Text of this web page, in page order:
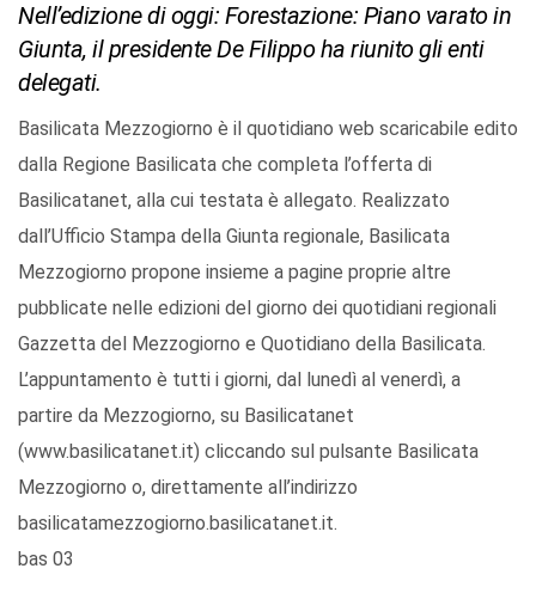
Nell’edizione di oggi: Forestazione: Piano varato in
Giunta, il presidente De Filippo ha riunito gli enti
delegati.
Basilicata Mezzogiorno è il quotidiano web scaricabile edito
dalla Regione Basilicata che completa l’offerta di
Basilicatanet, alla cui testata è allegato. Realizzato
dall’Ufficio Stampa della Giunta regionale, Basilicata
Mezzogiorno propone insieme a pagine proprie altre
pubblicate nelle edizioni del giorno dei quotidiani regionali
Gazzetta del Mezzogiorno e Quotidiano della Basilicata.
L’appuntamento è tutti i giorni, dal lunedì al venerdì, a
partire da Mezzogiorno, su Basilicatanet
(www.basilicatanet.it) cliccando sul pulsante Basilicata
Mezzogiorno o, direttamente all’indirizzo
basilicatamezzogiorno.basilicatanet.it.
bas 03